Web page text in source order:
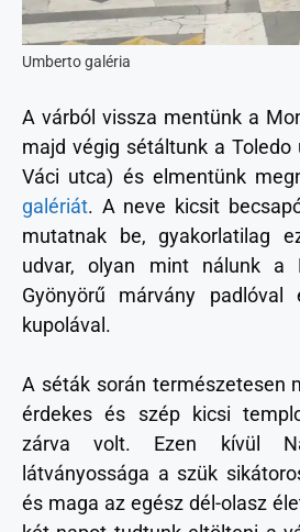
Umberto galéria
A várból vissza mentünk a
majd végig sétáltunk a Toledo
Váci utca) és elmentünk
galériát. A neve kicsit
mutatnak be, gyakorlatilag
udvar, olyan mint nálunk a
Gyönyörű márvány
kupolával.
A séták során természetesen
érdekes és szép kicsi
zárva volt. Ezen kívül
látványossága a szük
és maga az egész dél-olasz